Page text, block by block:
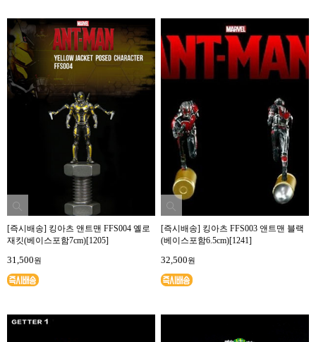
[즉시배송] 킹아츠 앤트맨 FFS004 옐로
재킷(베이스포함7cm)[1205]
31,500원
[즉시배송] 킹아츠 FFS003 앤트맨 블랙
(베이스포함6.5cm)[1241]
32,500원